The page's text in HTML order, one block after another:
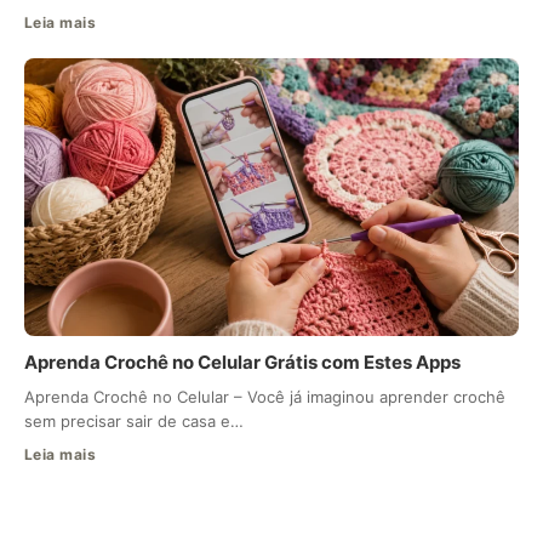
Leia mais
Aprenda Crochê no Celular Grátis com Estes Apps
Aprenda Crochê no Celular – Você já imaginou aprender crochê
sem precisar sair de casa e…
Leia mais